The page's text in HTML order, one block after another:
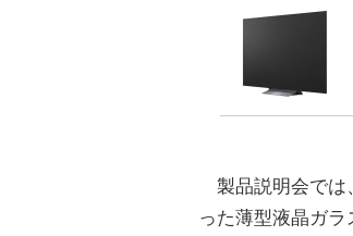
製品説明会では
った薄型液晶ガ